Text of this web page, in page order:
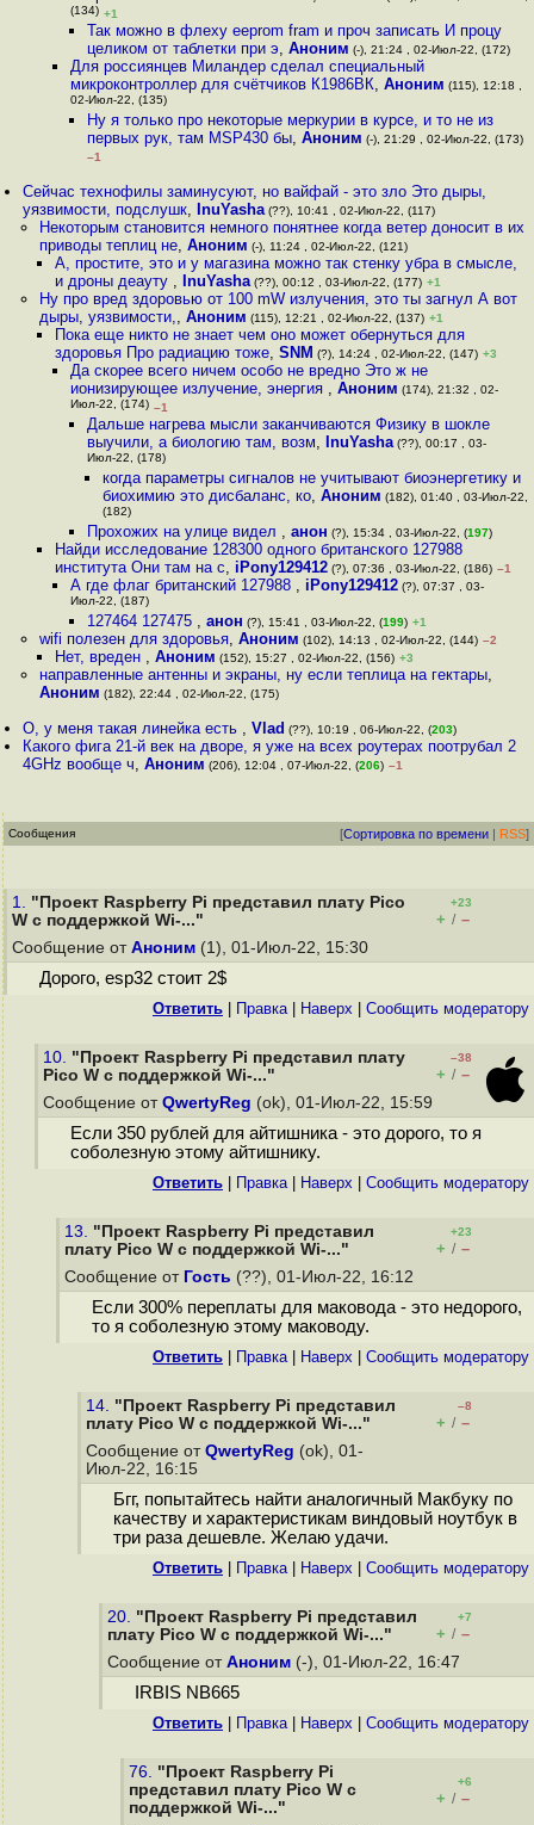
(134) +1
Так можно в флеху eeprom fram и проч записать И процу
целиком от таблетки при э, Аноним (-), 21:24 , 02-Июл-22, (172)
Для россиянцев Миландер сделал специальный
микроконтроллер для счётчиков К1986ВК,Аноним (115), 12:18 ,
02-Июл-22, (135)
Ну я только про некоторые меркурии в курсе, и то не из
первых рук, там MSP430 бы, Аноним (-), 21:29 , 02-Июл-22, (173)
–1
Сейчас технофилы заминусуют, но вайфай - это зло Это дыры,
уязвимости, подслушк, InuYasha (??), 10:41 , 02-Июл-22, (117)
Некоторым становится немного понятнее когда ветер доносит в их
приводы теплиц не, Аноним (-), 11:24 , 02-Июл-22, (121)
А, простите, это и у магазина можно так стенку убра в смысле,
и дроны деауту , InuYasha(??), 00:12 , 03-Июл-22, (177) +1
Ну про вред здоровью от 100 mW излучения, это ты загнул А вот
дыры, уязвимости,, Аноним (115), 12:21 , 02-Июл-22, (137) +1
Пока еще никто не знает чем оно может обернуться для
здоровья Про радиацию тоже, SNM (?), 14:24 , 02-Июл-22, (147) +3
Да скорее всего ничем особо не вредно Это ж не
ионизирующее излучение, энергия ,Аноним (174), 21:32 , 02-
Июл-22, (174) –1
Дальше нагрева мысли заканчиваются Физику в шокле
выучили, а биологию там, возм, InuYasha(??), 00:17 , 03-
Июл-22, (178)
когда параметры сигналов не учитывают биоэнергетику и
биохимию это дисбаланс, ко, Аноним (182), 01:40 , 03-Июл-22,
(182)
Прохожих на улице видел , анон (?), 15:34 , 03-Июл-22, (197)
Найди исследование 128300 одного британского 127988
института Они там на с, iPony129412(?), 07:36 , 03-Июл-22, (186) –1
А где флаг британский 127988 , iPony129412 (?), 07:37 , 03-
Июл-22, (187)
127464 127475 , анон (?), 15:41 , 03-Июл-22, (199) +1
wifi полезен для здоровья, Аноним (102), 14:13 , 02-Июл-22, (144) –2
Нет, вреден , Аноним (152), 15:27 , 02-Июл-22, (156) +3
направленные антенны и экраны, ну если теплица на гектары,
Аноним (182), 22:44 , 02-Июл-22, (175)
О, у меня такая линейка есть ,Vlad (??), 10:19 , 06-Июл-22, (203)
Какого фига 21-й век на дворе, я уже на всех роутерах поотрубал 2
4GHz вообще ч,Аноним (206), 12:04 , 07-Июл-22, (206) –1
Сообщения [Сортировка по времени | RSS]
1. "Проект Raspberry Pi представил плату Pico
W с поддержкой Wi-..."
+23
+ / –
Сообщение от Аноним (1), 01-Июл-22, 15:30
Дорого, esp32 стоит 2$
Ответить Правка| Наверх Cообщить модератору
10. "Проект Raspberry Pi представил плату
Pico W с поддержкой Wi-..."
–38
+ / –
Сообщение от QwertyReg (ok), 01-Июл-22, 15:59
Если 350 рублей для айтишника - это дорого, то я
соболезную этому айтишнику.
Ответить Правка| Наверх Cообщить модератору
13. "Проект Raspberry Pi представил
плату Pico W с поддержкой Wi-..."
+23
+ / –
Сообщение от Гость (??), 01-Июл-22, 16:12
Если 300% переплаты для маковода - это недорого,
то я соболезную этому маководу.
Ответить Правка| Наверх Cообщить модератору
14. "Проект Raspberry Pi представил
плату Pico W с поддержкой Wi-..."
–8
+ / –
Сообщение от QwertyReg (ok), 01-
Июл-22, 16:15
Бгг, попытайтесь найти аналогичный Макбуку по
качеству и характеристикам виндовый ноутбук в
три раза дешевле. Желаю удачи.
Ответить Правка| Наверх Cообщить модератору
20. "Проект Raspberry Pi представил
плату Pico W с поддержкой Wi-..."
+7
+ / –
Сообщение от Аноним (-), 01-Июл-22, 16:47
IRBIS NB665
Ответить Правка| Наверх Cообщить модератору
76. "Проект Raspberry Pi
представил плату Pico W с
поддержкой Wi-..."
+6
+ / –